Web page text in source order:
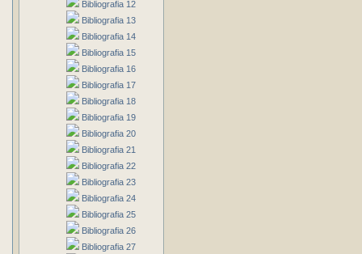
Bibliografia 12
Bibliografia 13
Bibliografia 14
Bibliografia 15
Bibliografia 16
Bibliografia 17
Bibliografia 18
Bibliografia 19
Bibliografia 20
Bibliografia 21
Bibliografia 22
Bibliografia 23
Bibliografia 24
Bibliografia 25
Bibliografia 26
Bibliografia 27